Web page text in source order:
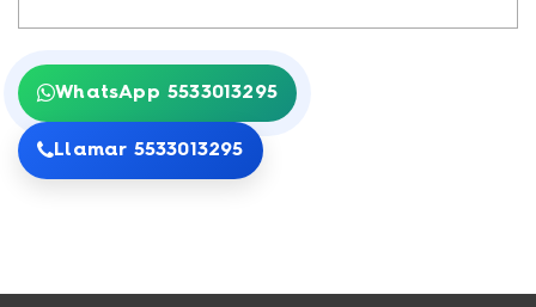
WhatsApp 5533013295
Llamar 5533013295